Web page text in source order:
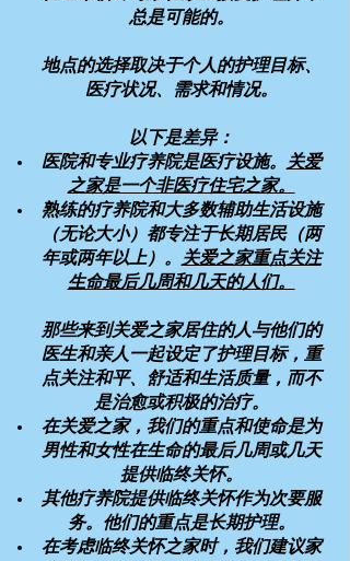
总是可能的。
地点的选择取决于个人的护理目标、
医疗状况、需求和情况。
以下是差异：
医院和专业疗养院是医疗设施。
关爱
之家是一个非医疗住宅之家。
熟练的疗养院和大多数辅助生活设施
（无论大小）都专注于长期居民（两
年或两年以上）。
关爱之家重点关注
生命最后几周和几天的人们。
那些来到关爱之家居住的人与他们的
医生和亲人一起设定了护理目标，重
点关注和平、舒适和生活质量，而不
是治愈或积极的治疗。
在关爱之家，我们的重点和使命是为
男性和女性在生命的最后几周或几天
提供临终关怀。
其他疗养院提供临终关怀作为次要服
务。他们的重点是长期护理。
在考虑临终关怀之家时，我们建议家